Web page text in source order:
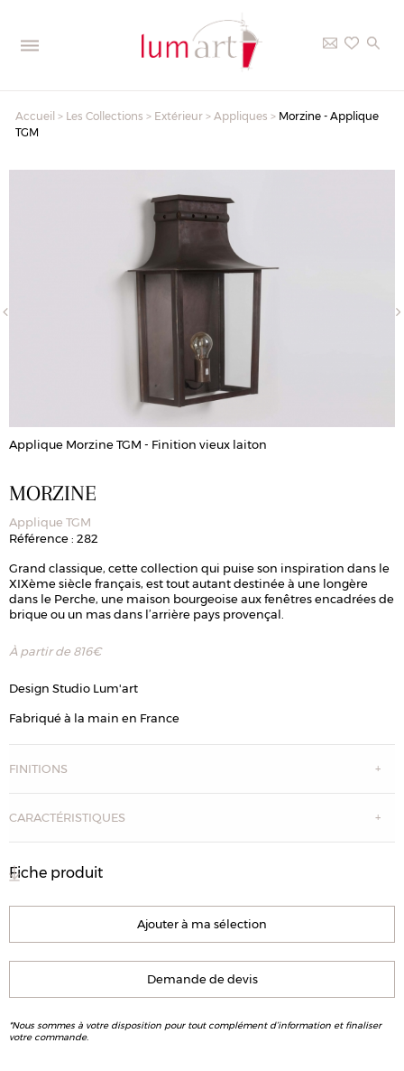
Accueil > Les Collections > Extérieur > Appliques > Morzine - Applique
TGM
Applique Morzine TGM - Finition vieux laiton
MORZINE
Applique TGM
Référence : 282
Grand classique, cette collection qui puise son inspiration dans le
XIXème siècle français, est tout autant destinée à une longère
dans le Perche, une maison bourgeoise aux fenêtres encadrées de
brique ou un mas dans l’arrière pays provençal.
À partir de 816€
Design Studio Lum'art
Fabriqué à la main en France
FINITIONS
CARACTÉRISTIQUES
Fiche produit
Ajouter à ma sélection
Demande de devis
*Nous sommes à votre disposition pour tout complément d’information et finaliser
votre commande.